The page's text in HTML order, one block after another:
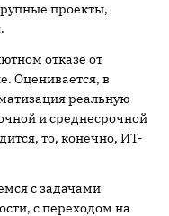
проекты,
отказе от
Оценивается, в
реальную
и среднесрочной
то, конечно, ИТ-
с задачами
с переходом на